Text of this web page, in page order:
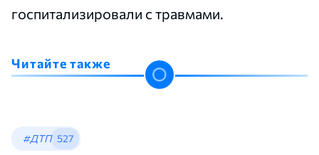
госпитализировали с травмами.
Читайте также
#ДТП 527